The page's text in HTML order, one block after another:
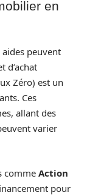
en
peuvent
d’achat
Zéro) est un
Ces
allant des
varier
comme Action
pour